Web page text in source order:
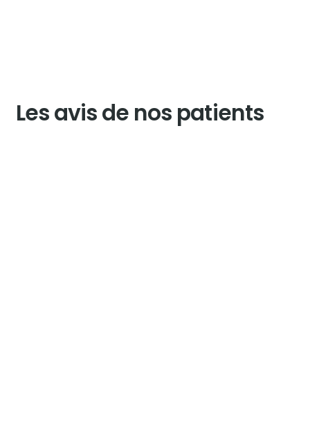
Les avis de nos patients